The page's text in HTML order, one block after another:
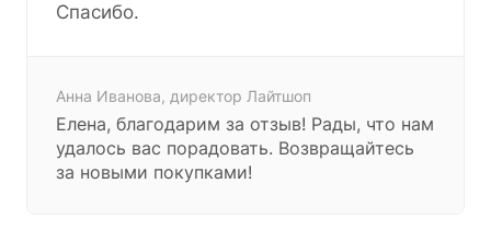
Спасибо.
Анна Иванова, директор Лайтшоп
Елена, благодарим за отзыв! Рады, что нам
удалось вас порадовать. Возвращайтесь
за новыми покупками!